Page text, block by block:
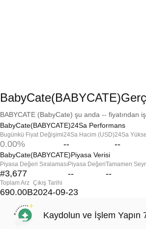
BABYCATE (BabyCate) şu anda -- fiyatından
BabyCate(BABYCATE)24Sa Performans
Bugünkü Fiyat Değişimi
0.00%
24Sa Hacim (USD)
--
24Sa
--
BabyCate(BABYCATE)Piyasa Verisi
Piyasa Değeri Sıralaması
#3,677
Piyasa Değeri
--
Tamamen
--
Toplam Arz
690.00B
Çıkış Tarihi
2024-09-23
Kaydolun ve İşlem Yapın